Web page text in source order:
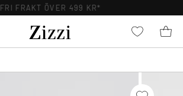
FRI FRAKT ÖVER 499 KR*